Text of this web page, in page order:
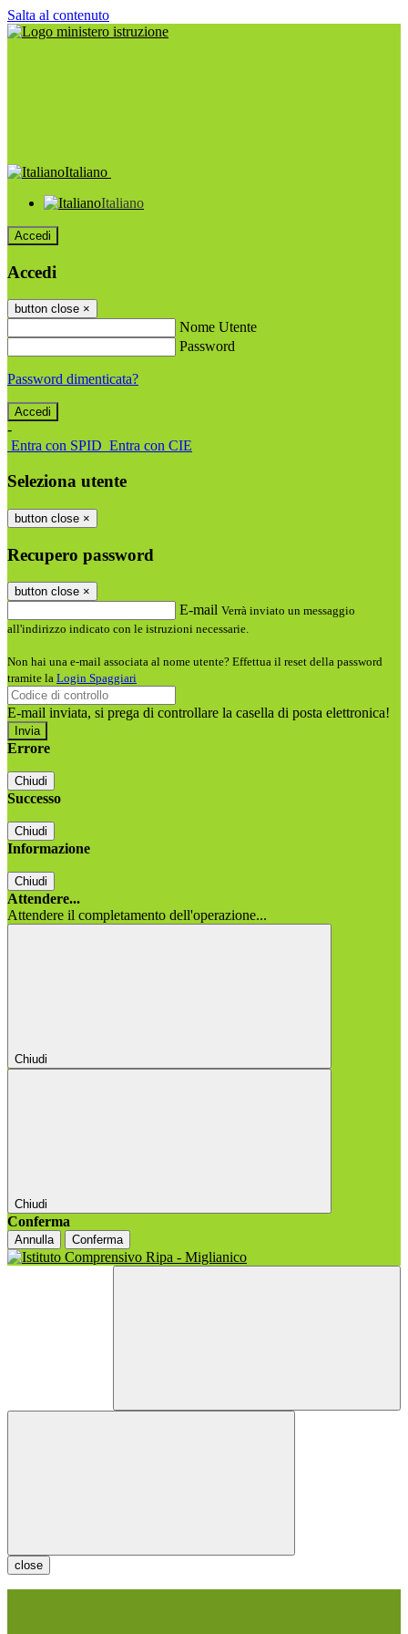
Salta al contenuto
Italiano
Italiano
Accedi
Accedi
button close ×
Nome Utente
Password
Password dimenticata?
-
Entra con SPID Entra con CIE
Seleziona utente
button close ×
Recupero password
button close ×
E-mail Verrà inviato un messaggio
all'indirizzo indicato con le istruzioni necessarie.
Non hai una e-mail associata al nome utente? Effettua il reset della password
tramite la Login Spaggiari
E-mail inviata, si prega di controllare la casella di posta elettronica!
Errore
Chiudi
Successo
Chiudi
Informazione
Chiudi
Attendere...
Attendere il completamento dell'operazione...
Chiudi
Chiudi
Conferma
Annulla Conferma
close